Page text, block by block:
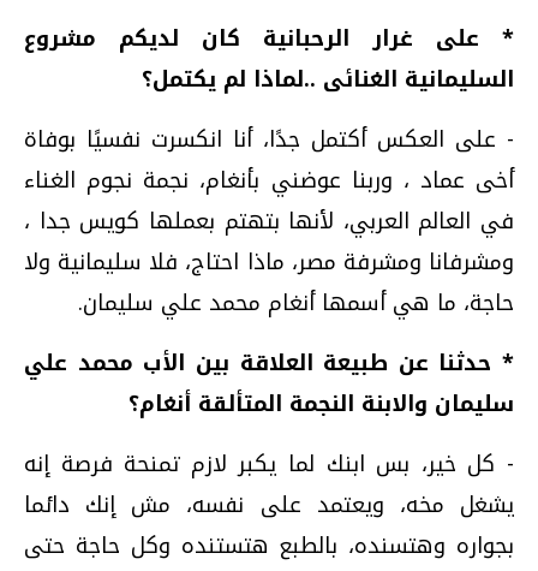
* على غرار الرحبانية كان لديكم مشروع
السليمانية الغنائى ..لماذا لم يكتمل؟
- على العكس أكتمل جدًا، أنا انكسرت نفسيًا بوفاة
أخى عماد ، وربنا عوضني بأنغام، نجمة نجوم الغناء
في العالم العربي، لأنها بتهتم بعملها كويس جدا ،
ومشرفانا ومشرفة مصر، ماذا احتاج، فلا سليمانية ولا
حاجة، ما هي أسمها أنغام محمد علي سليمان.
* حدثنا عن طبيعة العلاقة بين الأب محمد علي
سليمان والابنة النجمة المتألقة أنغام؟
- كل خير، بس ابنك لما يكبر لازم تمنحة فرصة إنه
يشغل مخه، ويعتمد على نفسه، مش إنك دائما
بجواره وهتسنده، بالطبع هتستنده وكل حاجة حتى